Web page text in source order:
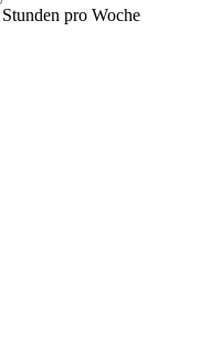
Stunden pro Woche